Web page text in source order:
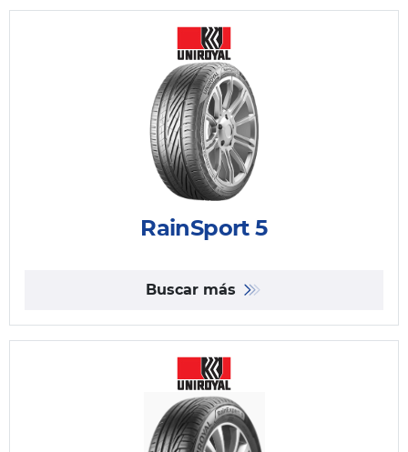
RainSport 5
Buscar más